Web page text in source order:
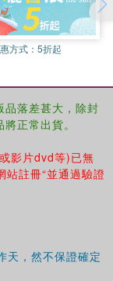
方式： 5折起
品落差甚大，除封
正常出貨。
影片dvd等)已無
註冊“並通過驗證
天，然不保證確定